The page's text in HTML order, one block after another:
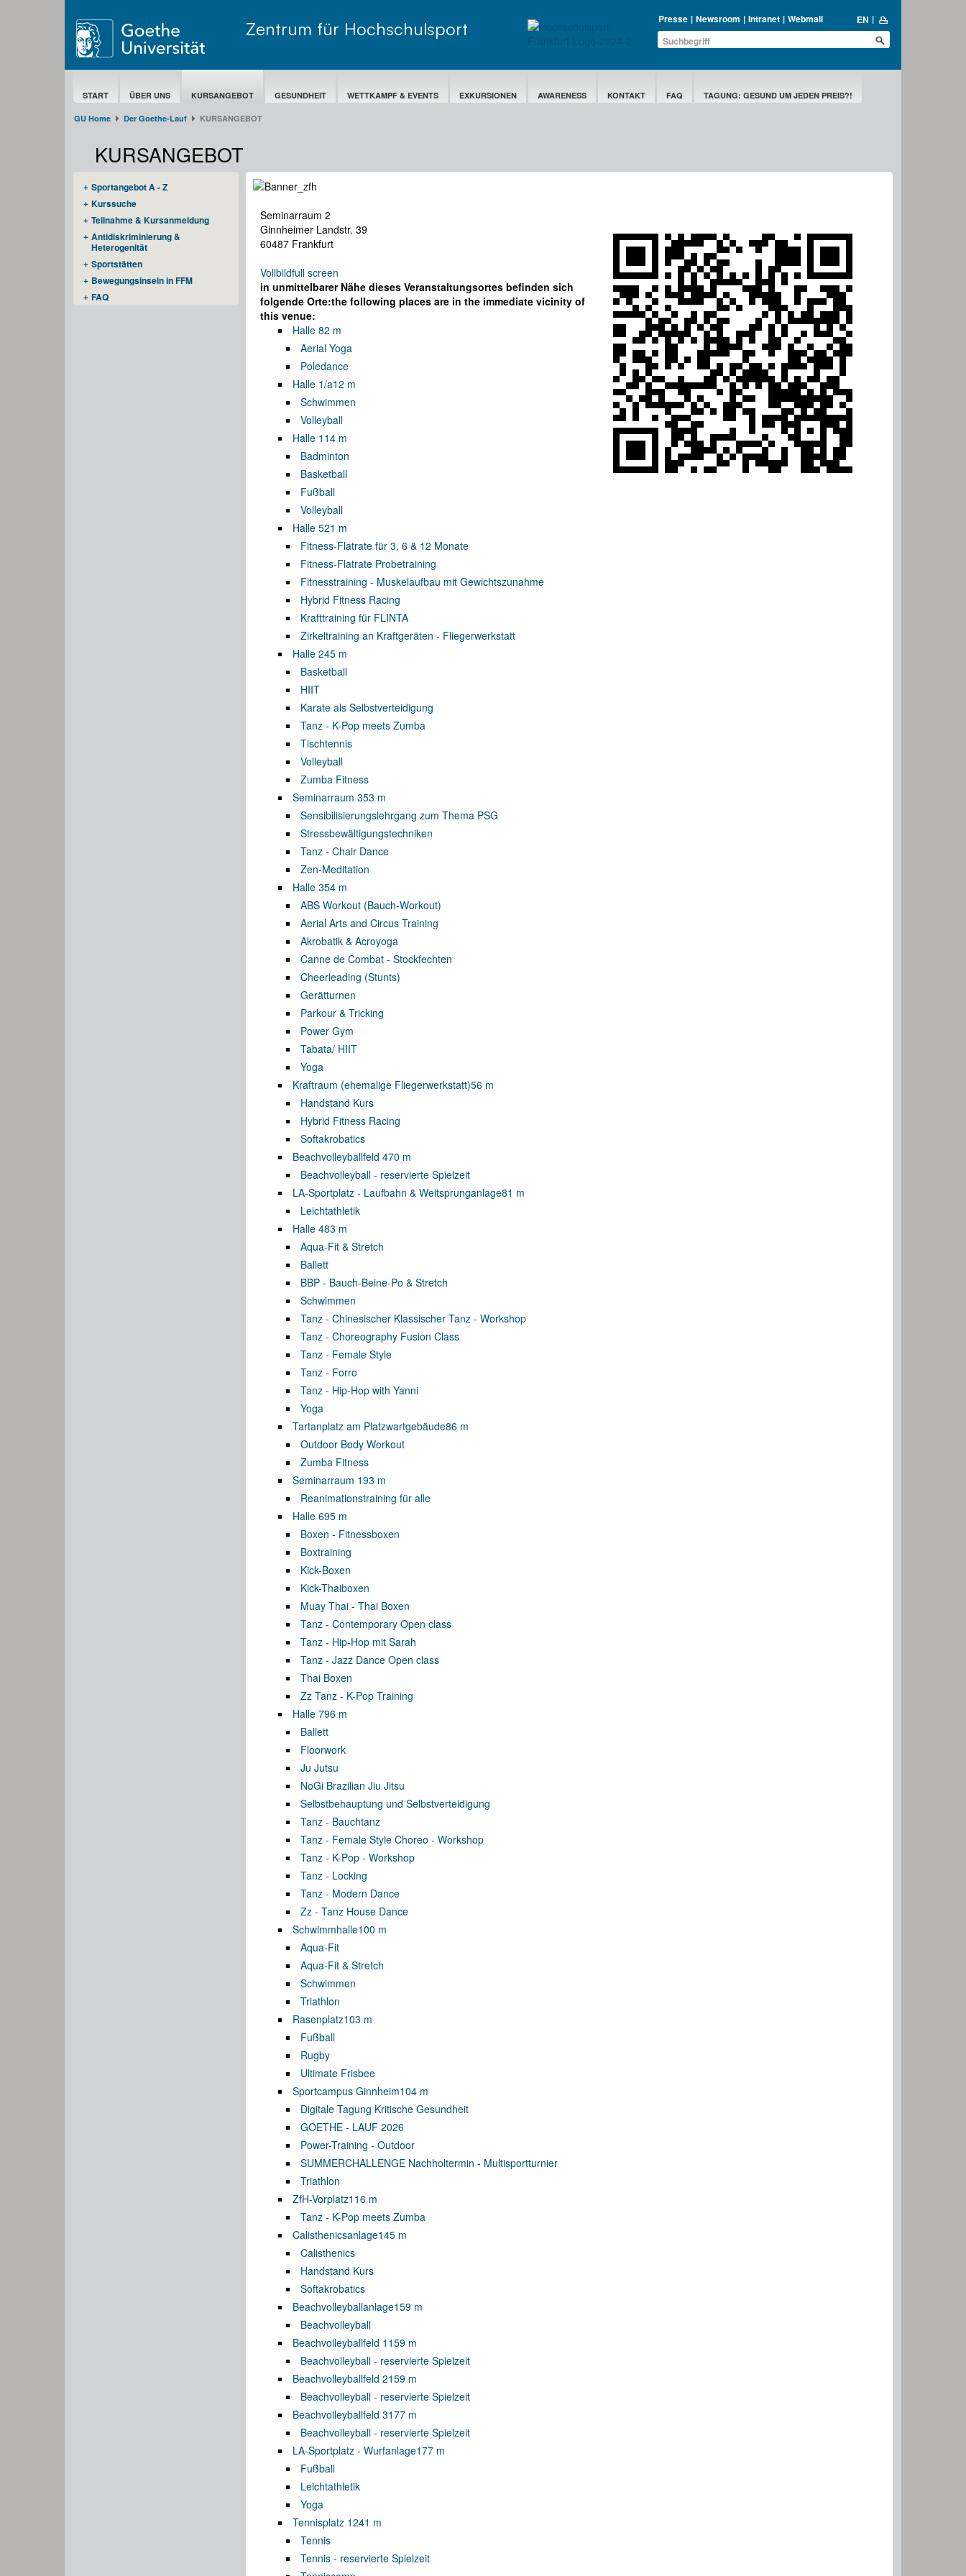
Zentrum für Hochschulsport Presse Newsroom Intranet Webmail EN
START ÜBER UNS KURSANGEBOT GESUNDHEIT WETTKAMPF & EVENTS EXKURSIONEN AWARENESS KONTAKT FAQ TAGUNG: GESUND UM JEDEN PREIS?!
GU Home Der Goethe-Lauf​ KURSANGEBOT
KURSANGEBOT
Sportangebot A - Z
Kurssuche
Teilnahme & Kursanmeldung
Antidiskriminierung &
Heterogenität
Sportstätten
Bewegungsinseln in FFM
FAQ
Seminarraum 2
Ginnheimer Landstr. 39
60487 Frankfurt
Vollbildfull screen
in unmittelbarer Nähe dieses Veranstaltungsortes befinden sich
folgende Orte:the following places are in the immediate vicinity of
this venue:
Halle 82 m
Aerial Yoga
Poledance
Halle 1/a12 m
Schwimmen
Volleyball
Halle 1 14 m
Badminton
Basketball
Fußball
Volleyball
Halle 521 m
Fitness-Flatrate für 3, 6 & 12 Monate
Fitness-Flatrate Probetraining
Fitnesstraining - Muskelaufbau mit Gewichtszunahme
Hybrid Fitness Racing
Krafttraining für FLINTA
Zirkeltraining an Kraftgeräten - Fliegerwerkstatt
Halle 245 m
Basketball
HIIT
Karate als Selbstverteidigung
Tanz - K-Pop meets Zumba
Tischtennis
Volleyball
Zumba Fitness
Seminarraum 353 m
Sensibilisierungslehrgang zum Thema PSG
Stressbewältigungstechniken
Tanz - Chair Dance
Zen-Meditation
Halle 354 m
ABS Workout (Bauch-Workout)
Aerial Arts and Circus Training
Akrobatik & Acroyoga
Canne de Combat - Stockfechten
Cheerleading (Stunts)
Gerätturnen
Parkour & Tricking
Power Gym
Tabata/ HIIT
Yoga
Kraftraum (ehemalige Fliegerwerkstatt)56 m
Handstand Kurs
Hybrid Fitness Racing
Softakrobatics
Beachvolleyballfeld 470 m
Beachvolleyball - reservierte Spielzeit
LA-Sportplatz - Laufbahn & Weitsprunganlage81 m
Leichtathletik
Halle 483 m
Aqua-Fit & Stretch
Ballett
BBP - Bauch-Beine-Po & Stretch
Schwimmen
Tanz - Chinesischer Klassischer Tanz - Workshop
Tanz - Choreography Fusion Class
Tanz - Female Style
Tanz - Forro
Tanz - Hip-Hop with Yanni
Yoga
Tartanplatz am Platzwartgebäude86 m
Outdoor Body Workout
Zumba Fitness
Seminarraum 193 m
Reanimationstraining für alle
Halle 695 m
Boxen - Fitnessboxen
Boxtraining
Kick-Boxen
Kick-Thaiboxen
Muay Thai - Thai Boxen
Tanz - Contemporary Open class
Tanz - Hip-Hop mit Sarah
Tanz - Jazz Dance Open class
Thai Boxen
Zz Tanz - K-Pop Training
Halle 796 m
Ballett
Floorwork
Ju Jutsu
NoGi Brazilian Jiu Jitsu
Selbstbehauptung und Selbstverteidigung
Tanz - Bauchtanz
Tanz - Female Style Choreo - Workshop
Tanz - K-Pop - Workshop
Tanz - Locking
Tanz - Modern Dance
Zz - Tanz House Dance
Schwimmhalle100 m
Aqua-Fit
Aqua-Fit & Stretch
Schwimmen
Triathlon
Rasenplatz103 m
Fußball
Rugby
Ultimate Frisbee
Sportcampus Ginnheim104 m
Digitale Tagung Kritische Gesundheit
GOETHE - LAUF 2026
Power-Training - Outdoor
SUMMERCHALLENGE Nachholtermin - Multisportturnier
Triathlon
ZfH-Vorplatz116 m
Tanz - K-Pop meets Zumba
Calisthenicsanlage145 m
Calisthenics
Handstand Kurs
Softakrobatics
Beachvolleyballanlage159 m
Beachvolleyball
Beachvolleyballfeld 1 159 m
Beachvolleyball - reservierte Spielzeit
Beachvolleyballfeld 2159 m
Beachvolleyball - reservierte Spielzeit
Beachvolleyballfeld 3177 m
Beachvolleyball - reservierte Spielzeit
LA-Sportplatz - Wurfanlage177 m
Fußball
Leichtathletik
Yoga
Tennisplatz 1241 m
Tennis
Tennis - reservierte Spielzeit